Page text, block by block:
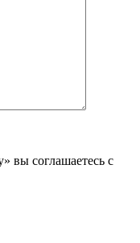
вы соглашаетесь с